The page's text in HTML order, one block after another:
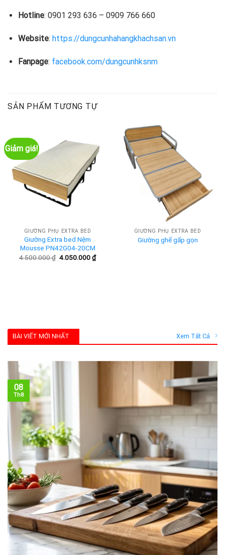
Hotline: 0901 293 636 – 0909 766 660
Website: https://dungcunhahangkhachsan.vn
Fanpage: facebook.com/dungcunhksnm
SẢN PHẨM TƯƠNG TỰ
Giảm giá!
GIƯỜNG PHỤ EXTRA BED
Giường Extra bed Nệm
Mousse PN42G04-20CM
4.500.000₫ Giá
4.050.000₫Giá
hiện
GIƯỜNG PHỤ EXTRA BED
Giường ghế gấp gọn
BÀI VIẾT MỚI NHẤT Xem Tất Cả
08
Th8